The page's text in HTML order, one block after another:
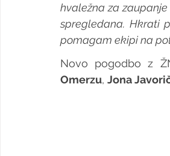
hvaležna za
spregledana. Hkrati
pomagam ekipi na
Novo pogodbo z
Omerzu, Jona